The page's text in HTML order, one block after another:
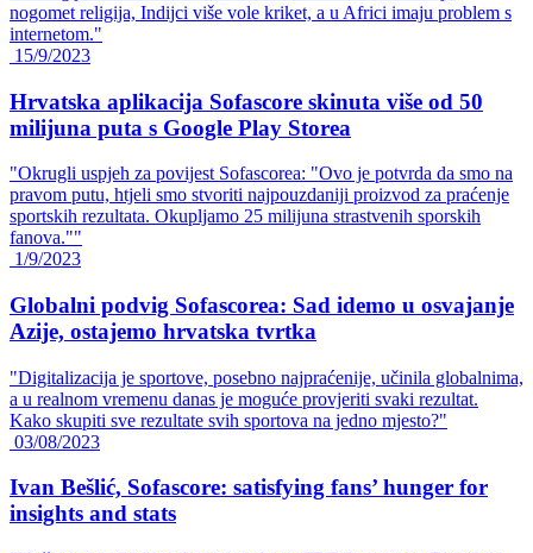
nogomet religija, Indijci više vole kriket, a u Africi imaju problem s
internetom."
15/9/2023
Hrvatska aplikacija Sofascore skinuta više od 50
milijuna puta s Google Play Storea
"Okrugli uspjeh za povijest Sofascorea: "Ovo je potvrda da smo na
pravom putu, htjeli smo stvoriti najpouzdaniji proizvod za praćenje
sportskih rezultata. Okupljamo 25 milijuna strastvenih sporskih
fanova.""
1/9/2023
Globalni podvig Sofascorea: Sad idemo u osvajanje
Azije, ostajemo hrvatska tvrtka
"Digitalizacija je sportove, posebno najpraćenije, učinila globalnima,
a u realnom vremenu danas je moguće provjeriti svaki rezultat.
Kako skupiti sve rezultate svih sportova na jedno mjesto?"
03/08/2023
Ivan Bešlić, Sofascore: satisfying fans’ hunger for
insights and stats